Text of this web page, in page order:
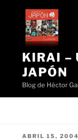
contenido
KIRAI –
JAPÓN
Blog de Héctor
PUBLICADO
ABRIL 15, 2004